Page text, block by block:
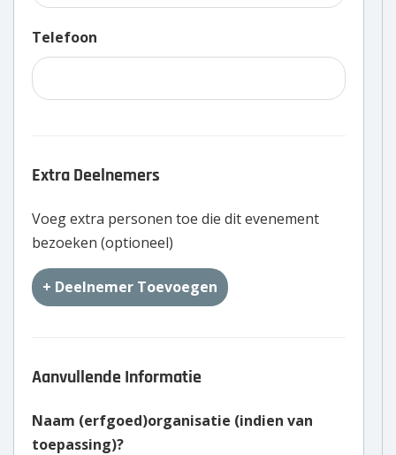
Zoek
Telefoon
Extra Deelnemers
Voeg extra personen toe die dit evenement
bezoeken (optioneel)
+ Deelnemer Toevoegen
Aanvullende Informatie
Naam (erfgoed)organisatie (indien van
toepassing)?